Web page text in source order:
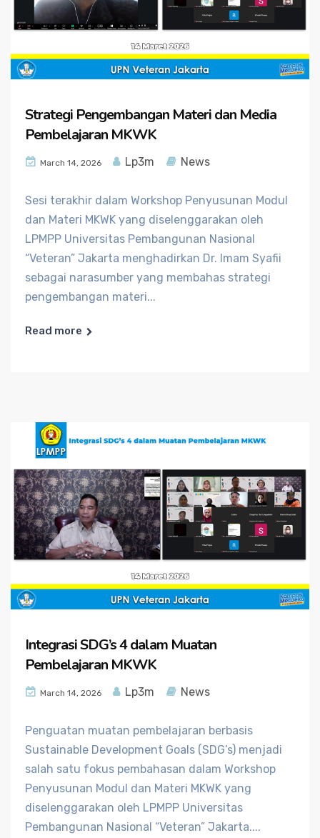
Strategi Pengembangan Materi dan Media
Pembelajaran MKWK
March 14, 2026 Lp3m News
Sesi terakhir dalam Workshop Penyusunan Modul
dan Materi MKWK yang diselenggarakan oleh
LPMPP Universitas Pembangunan Nasional
“Veteran” Jakarta menghadirkan Dr. Imam Syafii
sebagai narasumber yang membahas strategi
pengembangan materi...
Read more
Integrasi SDG’s 4 dalam Muatan
Pembelajaran MKWK
March 14, 2026 Lp3m News
Penguatan muatan pembelajaran berbasis
Sustainable Development Goals (SDG’s) menjadi
salah satu fokus pembahasan dalam Workshop
Penyusunan Modul dan Materi MKWK yang
diselenggarakan oleh LPMPP Universitas
Pembangunan Nasional “Veteran” Jakarta....